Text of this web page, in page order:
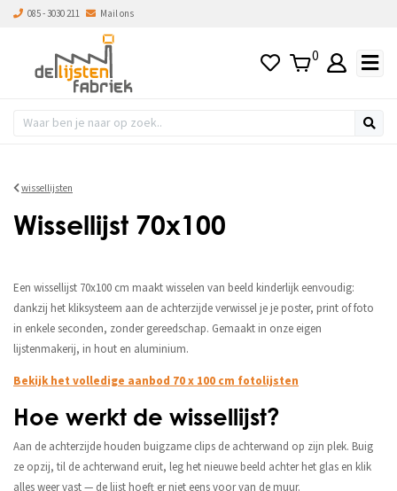
085 - 3030 211 Mail ons
0
wissellijsten
Wissellijst 70x100
Een wissellijst 70x100 cm maakt wisselen van beeld kinderlijk eenvoudig:
dankzij het kliksysteem aan de achterzijde verwissel je je poster, print of foto
in enkele seconden, zonder gereedschap. Gemaakt in onze eigen
lijstenmakerij, in hout en aluminium.
Bekijk het volledige aanbod 70 x 100 cm fotolijsten
Hoe werkt de wissellijst?
Aan de achterzijde houden buigzame clips de achterwand op zijn plek. Buig
ze opzij, til de achterwand eruit, leg het nieuwe beeld achter het glas en klik
alles weer vast — de lijst hoeft er niet eens voor van de muur.